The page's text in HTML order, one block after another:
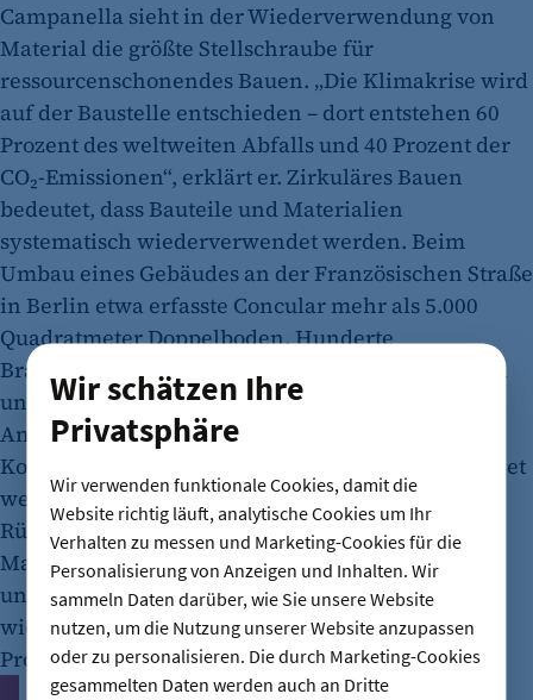
Wir schätzen Ihre
Privatsphäre
Wir verwenden funktionale Cookies, damit die
Website richtig läuft, analytische Cookies um Ihr
Verhalten zu messen und Marketing-Cookies für die
Personalisierung von Anzeigen und Inhalten. Wir
sammeln Daten darüber, wie Sie unsere Website
nutzen, um die Nutzung unserer Website anzupassen
oder zu personalisieren. Die durch Marketing-Cookies
gesammelten Daten werden auch an Dritte
Campanella sieht in der Wiederverwendung von
Material die größte Stellschraube für
ressourcenschonendes Bauen. „Die Klimakrise wird
auf der Baustelle entschieden – dort entstehen 60
Prozent des weltweiten Abfalls und 40 Prozent der
CO₂-Emissionen“, erklärt er. Zirkuläres Bauen
bedeutet, dass Bauteile und Materialien
systematisch wiederverwendet werden. Beim
Umbau eines Gebäudes an der Französischen Straße
in Berlin etwa erfasste Concular mehr als 5.000
Quadratmeter Doppelboden, Hunderte
Brandschutztüren und technische Anlagen digital
und bereitete sie für eine zweite Nutzung auf.
Anstatt teuer entsorgt zu werden, können die
Komponenten in neuen Projekten weiterverwendet
werden. „In Wohnbauprojekten senken wir so die
Rückbaukosten um fast ein Drittel, die
Materialkosten im Neubau um bis zu 20 Prozent –
und reduzieren den CO₂-Fußabdruck der
wiederverwendeten Materialien um bis zu 95
Prozent“, sagt Campanella.